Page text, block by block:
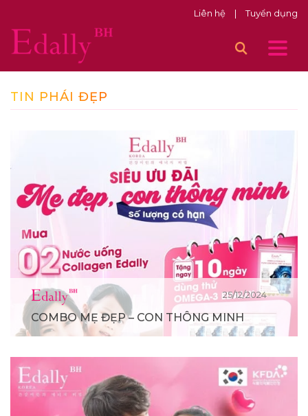
Liên hệ | Tuyển dụng
TIN PHÁI ĐẸP
25/12/2024
COMBO MẸ ĐẸP – CON THÔNG MINH